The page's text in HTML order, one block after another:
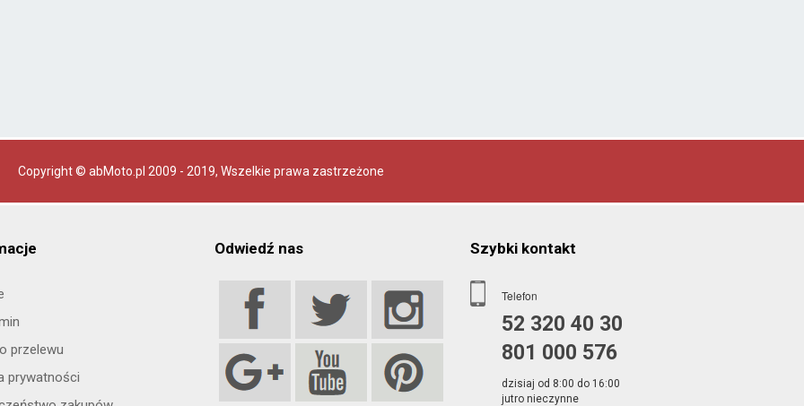
Copyright © abMoto.pl 2009 - 2019, Wszelkie prawa zastrzeżone
przelewu
prywatności
Odwiedź nas Szybki kontakt
Telefon
52 320 40 30
801 000 576
dzisiaj od 8:00 do 16:00
jutro nieczynne